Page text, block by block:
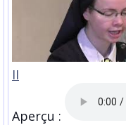
II
Aperçu :